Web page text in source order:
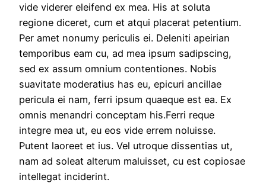
vide viderer eleifend ex mea. His at soluta
regione diceret, cum et atqui placerat petentium.
Per amet nonumy periculis ei. Deleniti apeirian
temporibus eam cu, ad mea ipsum sadipscing,
sed ex assum omnium contentiones. Nobis
suavitate moderatius has eu, epicuri ancillae
pericula ei nam, ferri ipsum quaeque est ea. Ex
omnis menandri conceptam his.Ferri reque
integre mea ut, eu eos vide errem noluisse.
Putent laoreet et ius. Vel utroque dissentias ut,
nam ad soleat alterum maluisset, cu est copiosae
intellegat inciderint.